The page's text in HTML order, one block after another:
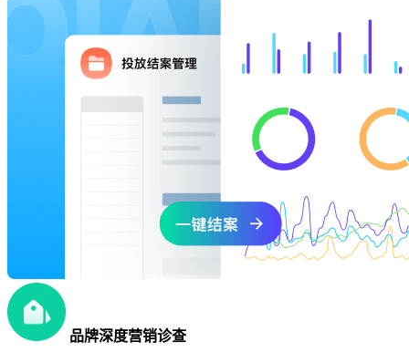
品牌深度营销诊查